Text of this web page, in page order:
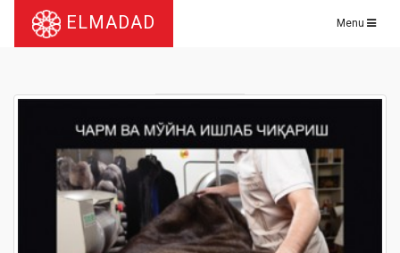
ELMADAD Menu